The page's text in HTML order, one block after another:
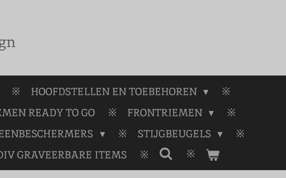
HOOFDSTELLEN EN TOEBEHOREN
READY TO GO
FRONTRIEMEN
STIJGBEUGELS
GRAVEERBARE ITEMS